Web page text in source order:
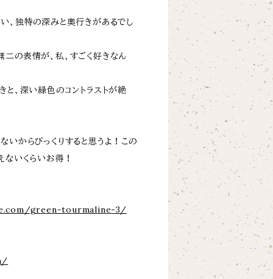
、独特の深みと奥行きがあるでし
の表情が、私、すごく好きなん
と、深い緑色のコントラストが絶
いからびっくりすると思うよ！この
ないくらいお得！
green-tourmaline-3/